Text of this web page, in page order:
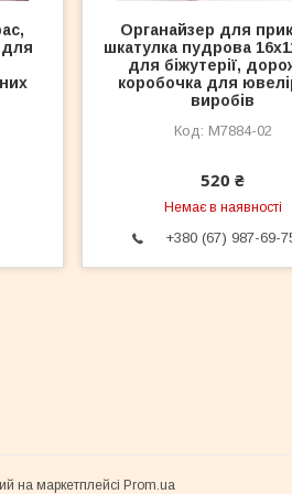
для
Органайзер для
шкатулка пудрова
для біжутерії,
коробочка для
виробів
M7884-02
520 ₴
Немає в наявності
+380 (67) 987-69-
на маркетплейсі Prom.ua